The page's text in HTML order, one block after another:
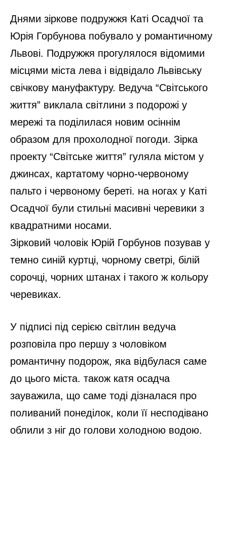
Днями зіркове подружжя Каті Осадчої та
Юрія Горбунова побувало у романтичному
Львові. Подружжя прогулялося відомими
місцями міста лева і відвідало Львівську
свічкову мануфактуру. Ведуча “Світського
життя” виклала світлини з подорожі у
мережі та поділилася новим осіннім
образом для прохолодної погоди. Зірка
проекту “Світське життя” гуляла містом у
джинсах, картатому чорно-червоному
пальто і червоному береті. на ногах у Каті
Осадчої були стильні масивні черевики з
квадратними носами.
Зірковий чоловік Юрій Горбунов позував у
темно синій куртці, чорному светрі, білій
сорочці, чорних штанах і такого ж кольору
черевиках.
У підписі під серією світлин ведуча
розповіла про першу з чоловіком
романтичну подорож, яка відбулася саме
до цього міста. також катя осадча
зауважила, що саме тоді дізналася про
поливаний понеділок, коли її несподівано
облили з ніг до голови холодною водою.